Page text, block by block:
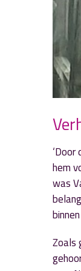
hem
was
Zoals